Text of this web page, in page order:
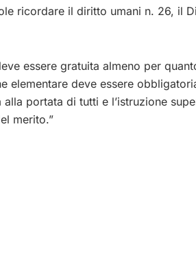
ricordare il diritto umani n. 26, il
essere gratuita almeno per
elementare deve essere
portata di tutti e l’istruzione
merito.”